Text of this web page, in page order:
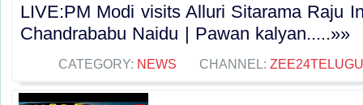
LIVE:PM Modi visits Alluri Sitarama Raju
Chandrababu Naidu | Pawan kalyan.....»»
CATEGORY: NEWS CHANNEL: